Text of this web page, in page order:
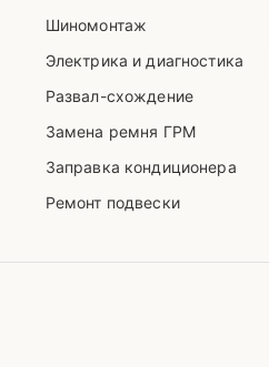
Шиномонтаж
Электрика и диагностика
Развал-схождение
Замена ремня ГРМ
Заправка кондиционера
Ремонт подвески